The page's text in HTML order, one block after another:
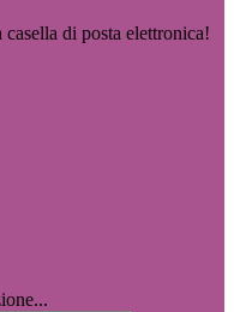
di posta elettronica!